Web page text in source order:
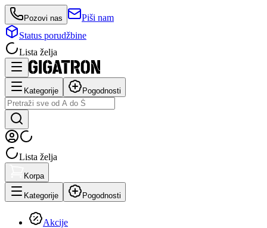
Pozovi nas
Piši nam
Status porudžbine
Lista želja
Kategorije Pogodnosti
Lista želja
Korpa
Kategorije Pogodnosti
Akcije